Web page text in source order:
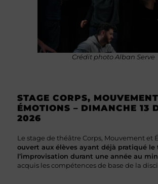
Crédit photo Alban Serve
STAGE CORPS,
ÉMOTIONS – DIMANCHE 13
2026
Le stage de théâtre Corps, Mouvement et
ouvert aux élèves ayant déjà pratiqué le
l’improvisation durant une année au
acquis les compétences de base de la